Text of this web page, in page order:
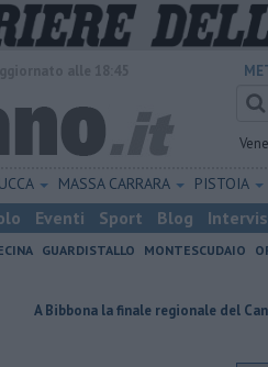
MASSA CARRARA PISTOIA
Eventi Sport Blog
GUARDISTALLO MONTESCUDAIO
finale regionale del Cantagiro